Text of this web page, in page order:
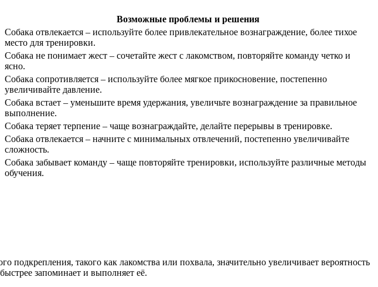
Возможные проблемы и решения
Собака отвлекается – используйте более привлекательное вознаграждение, более тихое
место для тренировки.
Собака не понимает жест – сочетайте жест с лакомством, повторяйте команду четко и
ясно.
Собака сопротивляется – используйте более мягкое прикосновение, постепенно
увеличивайте давление.
Собака встает – уменьшите время удержания, увеличьте вознаграждение за правильное
выполнение.
Собака теряет терпение – чаще вознаграждайте, делайте перерывы в тренировке.
Собака отвлекается – начните с минимальных отвлечений, постепенно увеличивайте
сложность.
Собака забывает команду – чаще повторяйте тренировки, используйте различные методы
обучения.
подкрепления, такого как лакомства или похвала, значительно увеличивает вероятность
запоминает и выполняет её.